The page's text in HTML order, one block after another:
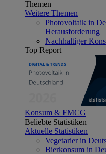
Themen
Weitere Themen
Photovoltaik in
Herausforderung
Nachhaltiger
Top Report
Konsum & FMCG
Beliebte Statistiken
Aktuelle Statistiken
Vegetarier in
Bierkonsum in